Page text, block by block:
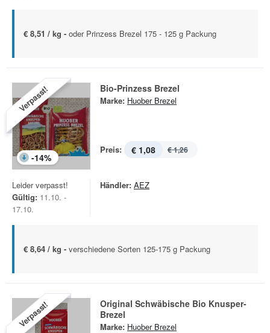
€ 8,51 / kg - oder Prinzess Brezel 175 - 125 g Packung
Verpasst!
-14%
Bio-Prinzess Brezel
Marke: Huober Brezel
Preis: € 1,08 € 1,26
Leider verpasst!
Gültig: 11.10. -
17.10.
Händler: AEZ
€ 8,64 / kg - verschiedene Sorten 125-175 g Packung
Verpasst!
Original Schwäbische Bio Knusper-
Brezel
Marke: Huober Brezel